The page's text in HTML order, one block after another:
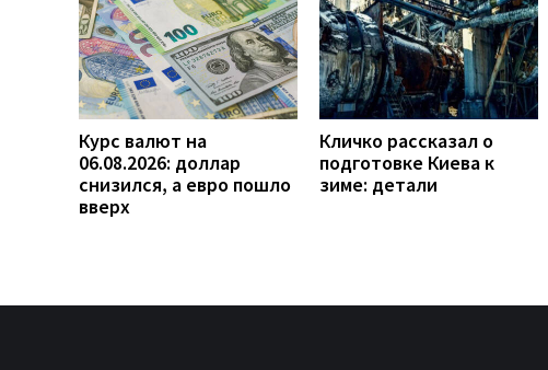
Курс валют на
06.08.2026: доллар
снизился, а евро пошло
вверх
Кличко рассказал о
подготовке Киева к
зиме: детали